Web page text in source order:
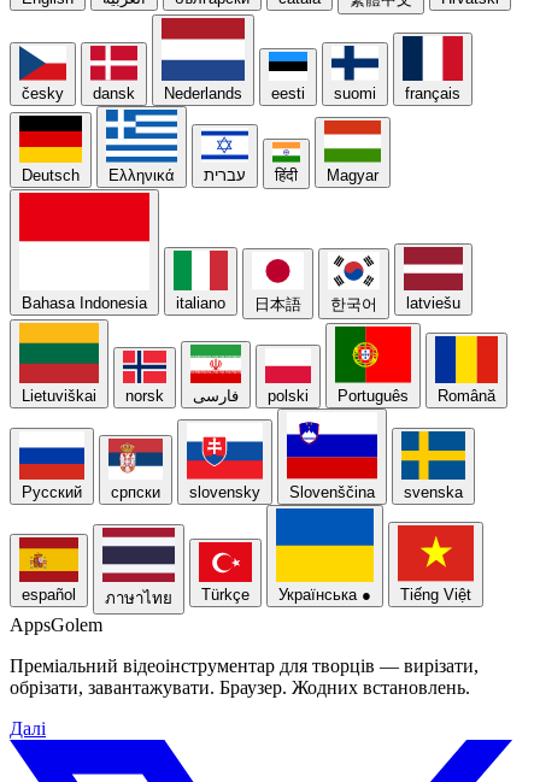
česky dansk Nederlands eesti suomi français
Deutsch Ελληνικά עברית हिंदी Magyar
Bahasa Indonesia italiano 日本語 한국어 latviešu
Lietuviškai norsk فارسی polski Português Română
Русский српски slovensky Slovenščina svenska
español ภาษาไทย Türkçe Українська ● Tiếng Việt
AppsGolem
Преміальний відеоінструментар для творців — вирізати,
обрізати, завантажувати. Браузер. Жодних встановлень.
Далі